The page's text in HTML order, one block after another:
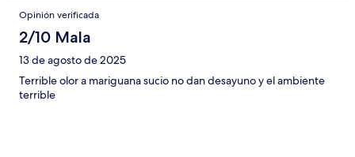
Opinión verificada
2/10 Mala
13 de agosto de 2025
Terrible olor a mariguana sucio no dan desayuno y el ambiente
terrible